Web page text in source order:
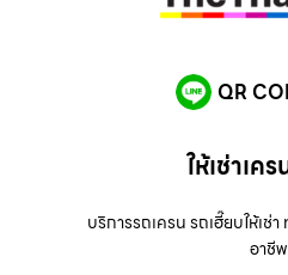
QR
ให้เช่าเค
บริการรถเครน รถเฮี๊ยบให้เ
อาชีพ